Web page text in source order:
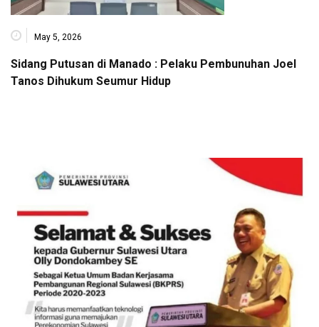
May 5, 2026
Sidang Putusan di Manado : Pelaku Pembunuhan Joel
Tanos Dihukum Seumur Hidup